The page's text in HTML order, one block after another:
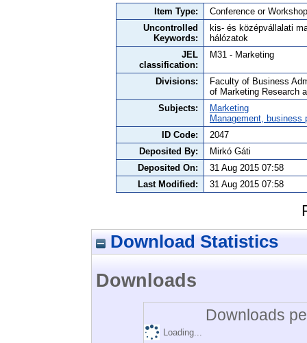
Item Type:
Conference or
Uncontrolled
Keywords:
kis- és középvállalati
hálózatok
JEL
classification:
M31 - Marketing
Divisions:
Faculty of Business
of Marketing Research
Subjects:
Marketing
Management,
ID Code:
2047
Deposited By:
Mirkó Gáti
Deposited On:
31 Aug 2015 07:58
Last Modified:
31 Aug 2015 07:58
Download Statistics
Downloads
Downloads
Loading...